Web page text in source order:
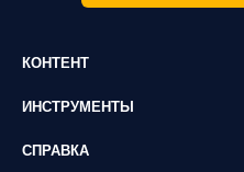
КОНТЕНТ
ИНСТРУМЕНТЫ
СПРАВКА